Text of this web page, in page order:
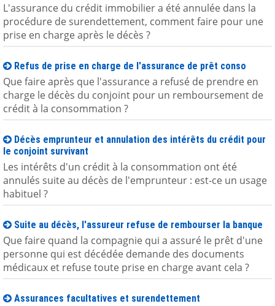
L'assurance du crédit immobilier a été annulée dans la
procédure de surendettement, comment faire pour une
prise en charge après le décès ?
Refus de prise en charge de l'assurance de prêt conso
Que faire après que l'assurance a refusé de prendre en
charge le décès du conjoint pour un remboursement de
crédit à la consommation ?
Décès emprunteur et annulation des intérêts du crédit pour
le conjoint survivant
Les intérêts d'un crédit à la consommation ont été
annulés suite au décès de l'emprunteur : est-ce un usage
habituel ?
Suite au décès, l'assureur refuse de rembourser la banque
Que faire quand la compagnie qui a assuré le prêt d'une
personne qui est décédée demande des documents
médicaux et refuse toute prise en charge avant cela ?
Assurances facultatives et surendettement